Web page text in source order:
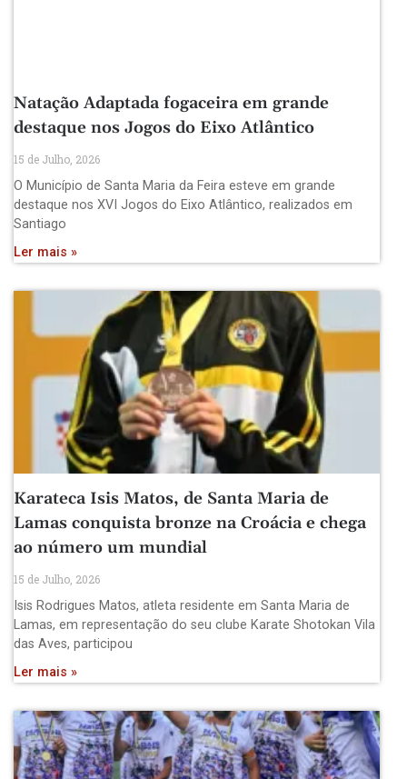
Natação Adaptada fogaceira em grande
destaque nos Jogos do Eixo Atlântico
15 de Julho, 2026
O Município de Santa Maria da Feira esteve em grande
destaque nos XVI Jogos do Eixo Atlântico, realizados em
Santiago
Ler mais »
Karateca Isis Matos, de Santa Maria de
Lamas conquista bronze na Croácia e chega
ao número um mundial
15 de Julho, 2026
Isis Rodrigues Matos, atleta residente em Santa Maria de
Lamas, em representação do seu clube Karate Shotokan Vila
das Aves, participou
Ler mais »